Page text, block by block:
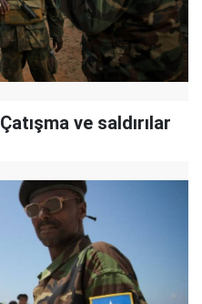
ve saldırılar